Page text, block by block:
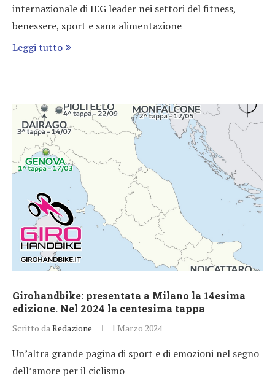
internazionale di IEG leader nei settori del fitness,
benessere, sport e sana alimentazione
Leggi tutto
Girohandbike: presentata a Milano la 14esima
edizione. Nel 2024 la centesima tappa
Scritto da Redazione 1 Marzo 2024
Un’altra grande pagina di sport e di emozioni nel segno
dell’amore per il ciclismo